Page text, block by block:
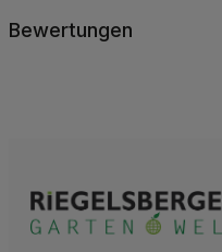
Bewertungen